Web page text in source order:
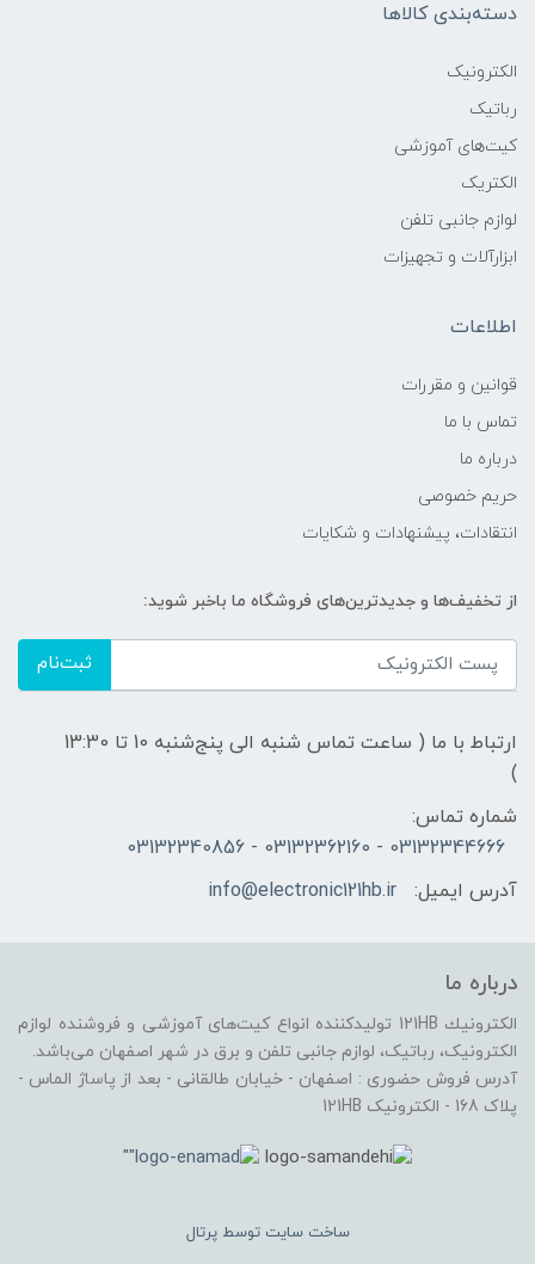
دسته‌بندی کالاها
الکترونیک
رباتیک
کیت‌های آموزشی
الکتریک
لوازم جانبی تلفن
ابزارآلات و تجهیزات
اطلاعات
قوانين و مقررات
تماس با ما
درباره ما
حریم خصوصی
انتقادات، پیشنهادات و شکایات
از تخفیف‌ها و جدیدترین‌های فروشگاه ما باخبر شوید:
ثبت‌نام
ارتباط با ما ( ساعت تماس شنبه الی پنج‌شنبه 10 تا 13:30
)
شماره تماس:
03132344666 - 03132362160 - 03132340856
آدرس ایمیل:
info@electronic121hb.ir
درباره ما
الكترونيك 121HB توليدكننده انواع کیت‌های آموزشی و فروشنده لوازم
الکترونیک، رباتیک، لوازم جانبی تلفن و برق در شهر اصفهان می‌باشد.
آدرس فروش حضوری : اصفهان - خیابان طالقانی - بعد از پاساژ الماس -
پلاک 168 - الکترونیک 121HB
ساخت سایت توسطپرتال